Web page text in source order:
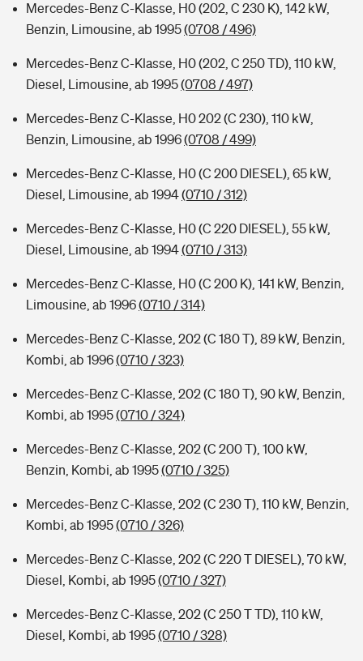
Mercedes-Benz C-Klasse, H0 (202, C 230 K), 142 kW,
Benzin, Limousine, ab 1995(0708 / 496)
Mercedes-Benz C-Klasse, H0 (202, C 250 TD), 110 kW,
Diesel, Limousine, ab 1995(0708 / 497)
Mercedes-Benz C-Klasse, H0 202 (C 230), 110 kW,
Benzin, Limousine, ab 1996(0708 / 499)
Mercedes-Benz C-Klasse, H0 (C 200 DIESEL), 65 kW,
Diesel, Limousine, ab 1994(0710 / 312)
Mercedes-Benz C-Klasse, H0 (C 220 DIESEL), 55 kW,
Diesel, Limousine, ab 1994(0710 / 313)
Mercedes-Benz C-Klasse, H0 (C 200 K), 141 kW, Benzin,
Limousine, ab 1996(0710 / 314)
Mercedes-Benz C-Klasse, 202 (C 180 T), 89 kW, Benzin,
Kombi, ab 1996(0710 / 323)
Mercedes-Benz C-Klasse, 202 (C 180 T), 90 kW, Benzin,
Kombi, ab 1995(0710 / 324)
Mercedes-Benz C-Klasse, 202 (C 200 T), 100 kW,
Benzin, Kombi, ab 1995(0710 / 325)
Mercedes-Benz C-Klasse, 202 (C 230 T), 110 kW, Benzin,
Kombi, ab 1995(0710 / 326)
Mercedes-Benz C-Klasse, 202 (C 220 T DIESEL), 70 kW,
Diesel, Kombi, ab 1995(0710 / 327)
Mercedes-Benz C-Klasse, 202 (C 250 T TD), 110 kW,
Diesel, Kombi, ab 1995(0710 / 328)